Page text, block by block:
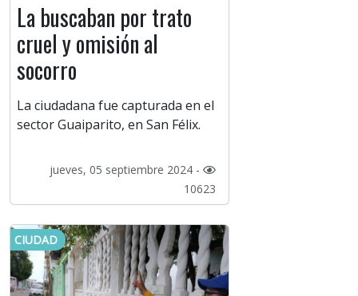
La buscaban por trato
cruel y omisión al
socorro
La ciudadana fue capturada en el
sector Guaiparito, en San Félix.
jueves, 05 septiembre 2024 -
10623
CIUDAD